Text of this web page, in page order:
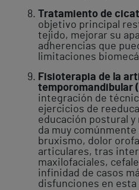
Tratamiento de
objetivo principal
tejido, mejorar su
adherencias que
limitaciones
Fisioterapia de la
temporomandibular
integración de
ejercicios de
educación postural y
da muy
bruxismo, dolor
articulares, tras
maxilofaciales,
infinidad de casos
disfunciones en esta